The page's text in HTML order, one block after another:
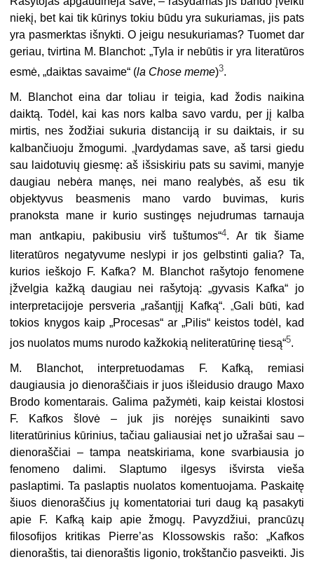
niekį, bet kai tik kūrinys tokiu būdu yra sukuriamas, jis pats
yra pasmerktas išnykti. O jeigu nesukuriamas? Tuomet dar
geriau, tvirtina M. Blanchot: „Tyla ir nebūtis ir yra literatūros
esmė, „daiktas savaime“ (la Chose meme)3.
M. Blanchot eina dar toliau ir teigia, kad žodis naikina
daiktą. Todėl, kai kas nors kalba savo vardu, per jį kalba
mirtis, nes žodžiai sukuria distanciją ir su daiktais, ir su
kalbančiuoju žmogumi. „Įvardydamas save, aš tarsi giedu
sau laidotuvių giesmę: aš išsiskiriu pats su savimi, manyje
daugiau nebėra manęs, nei mano realybės, aš esu tik
objektyvus beasmenis mano vardo buvimas, kuris
pranoksta mane ir kurio sustingęs nejudrumas tarnauja
man antkapiu, pakibusiu virš tuštumos“4. Ar tik šiame
literatūros negatyvume neslypi ir jos gelbstinti galia? Ta,
kurios ieškojo F. Kafka? M. Blanchot rašytojo fenomene
įžvelgia kažką daugiau nei rašytoją: „gyvasis Kafka“ jo
interpretacijoje persveria „rašantįjį Kafką“. „Gali būti, kad
tokios knygos kaip „Procesas“ ar „Pilis“ keistos todėl, kad
jos nuolatos mums nurodo kažkokią neliteratūrinę tiesą“5.
M. Blanchot, interpretuodamas F. Kafką, remiasi
daugiausia jo dienoraščiais ir juos išleidusio draugo Maxo
Brodo komentarais. Galima pažymėti, kaip keistai klostosi
F. Kafkos šlovė – juk jis norėjęs sunaikinti savo
literatūrinius kūrinius, tačiau galiausiai net jo užrašai sau –
dienoraščiai – tampa neatskiriama, kone svarbiausia jo
fenomeno dalimi. Slaptumo ilgesys išvirsta vieša
paslaptimi. Ta paslaptis nuolatos komentuojama. Paskaitę
šiuos dienoraščius jų komentatoriai turi daug ką pasakyti
apie F. Kafką kaip apie žmogų. Pavyzdžiui, prancūzų
filosofijos kritikas Pierre’as Klossowskis rašo: „Kafkos
dienoraštis, tai dienoraštis ligonio, trokštančio pasveikti. Jis